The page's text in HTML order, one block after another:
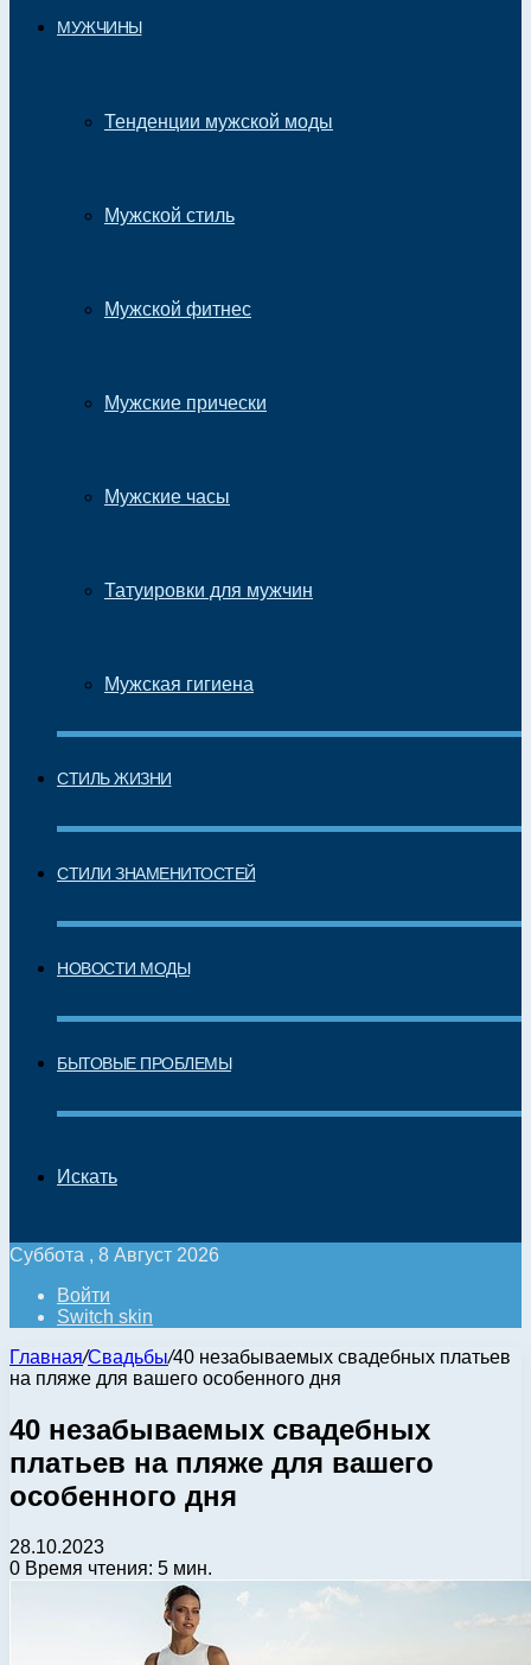
МУЖЧИНЫ
Тенденции мужской моды
Мужской стиль
Мужской фитнес
Мужские прически
Мужские часы
Татуировки для мужчин
Мужская гигиена
СТИЛЬ ЖИЗНИ
СТИЛИ ЗНАМЕНИТОСТЕЙ
НОВОСТИ МОДЫ
БЫТОВЫЕ ПРОБЛЕМЫ
Искать
Суббота , 8 Август 2026
Войти
Switch skin
Главная/Свадьбы/40 незабываемых свадебных платьев
на пляже для вашего особенного дня
40 незабываемых свадебных
платьев на пляже для вашего
особенного дня
28.10.2023
0 Время чтения: 5 мин.